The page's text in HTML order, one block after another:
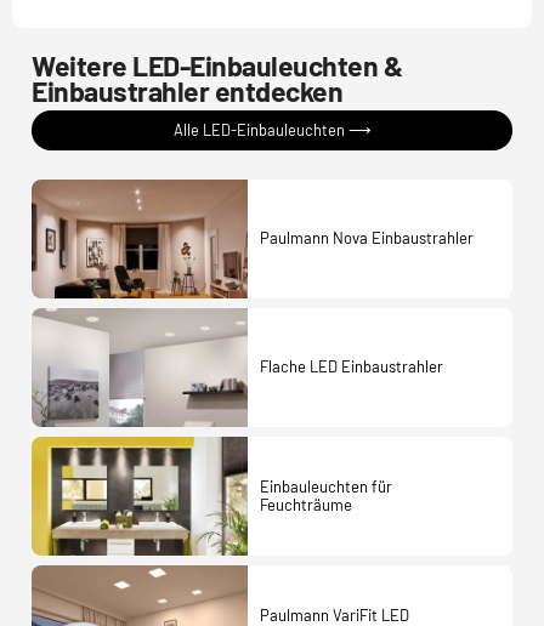
Weitere LED-Einbauleuchten &
Einbaustrahler entdecken
Alle LED-Einbauleuchten ⟶
Paulmann Nova Einbaustrahler
Flache LED Einbaustrahler
Einbauleuchten für
Feuchträume
Paulmann VariFit LED